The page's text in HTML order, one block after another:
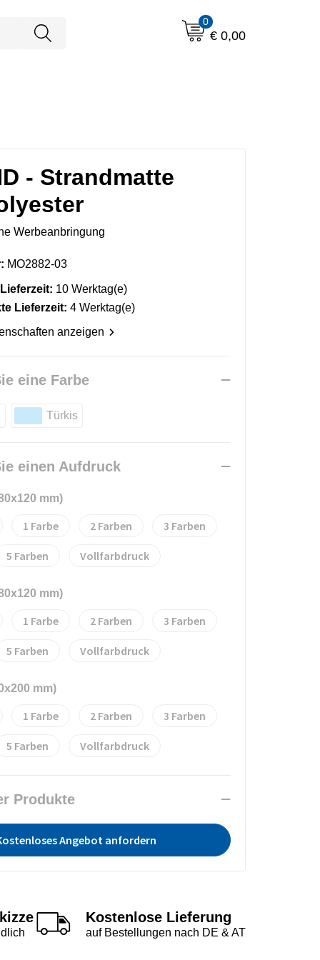
0
€ 0,00
- Strandmatte
Werbeanbringung
MO2882-03
10 Werktag(e)
Lieferzeit: 4 Werktag(e)
anzeigen
eine Farbe
Türkis
einen Aufdruck
mm)
1 2 3
5 Vollfarbdruck
mm)
1 2 3
5 Vollfarbdruck
mm)
1 2 3
5 Vollfarbdruck
Produkte
Angebot anfordern
Kostenlose Lieferung
auf Bestellungen nach DE & AT